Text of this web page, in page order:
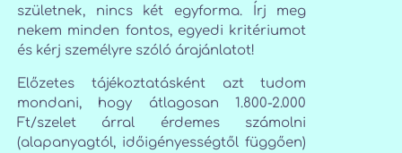
születnek, nincs két egyforma. Írj meg
nekem minden fontos, egyedi kritériumot
és kérj személyre szóló árajánlatot!
Előzetes tájékoztatásként azt tudom
mondani, hogy átlagosan 1.800-2.000
Ft/szelet árral érdemes számolni
(alapanyagtól, időigényességtől függően)